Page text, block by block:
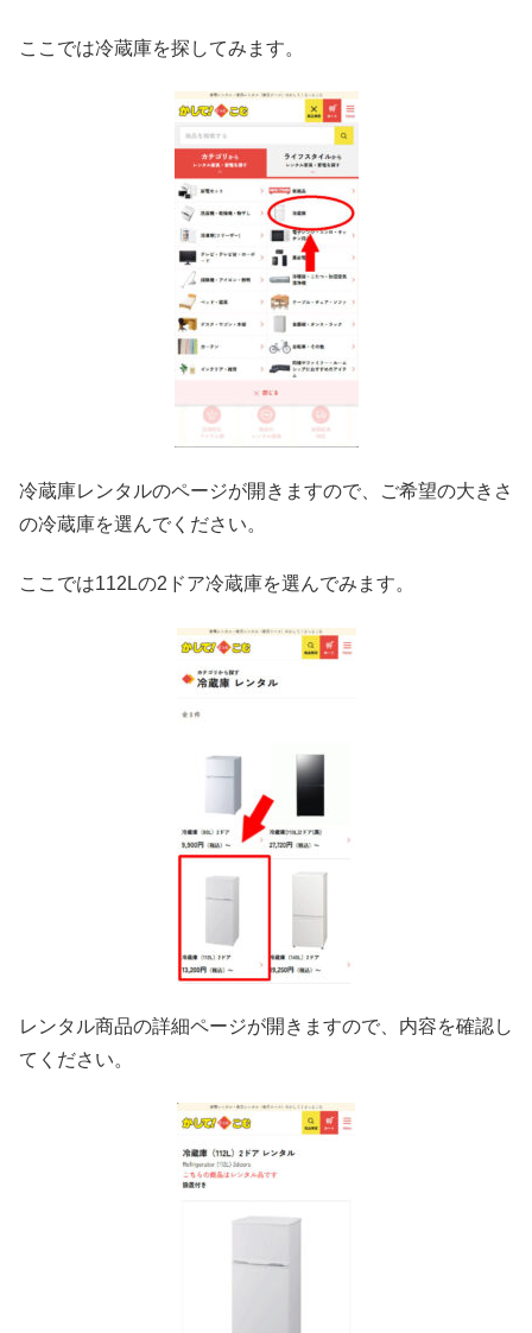
ここでは冷蔵庫を探してみます。
冷蔵庫レンタルのページが開きますので、ご希望の大きさ
の冷蔵庫を選んでください。
ここでは112Lの2ドア冷蔵庫を選んでみます。
レンタル商品の詳細ページが開きますので、内容を確認し
てください。